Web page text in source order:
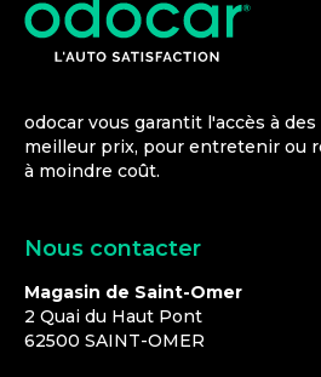
odocar vous garantit l'accès à
meilleur prix, pour entretenir ou
à moindre coût.
Nous contacter
Magasin de Saint-Omer
2 Quai du Haut Pont
62500 SAINT-OMER